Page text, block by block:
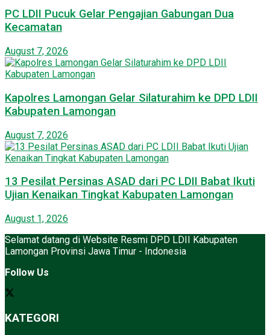
PC LDII Pucuk Gelar Pengajian Gabungan Dua
Kecamatan
August 7, 2026
Kapolres Lamongan Gelar Silaturahim ke DPD LDII
Kabupaten Lamongan
August 7, 2026
13 Pesilat Persinas ASAD dari PC LDII Babat Ikuti
Ujian Kenaikan Tingkat Kabupaten Lamongan
August 1, 2026
Selamat datang di Website Resmi DPD LDII Kabupaten
Lamongan Provinsi Jawa Timur - Indonesia
Follow Us
KATEGORI